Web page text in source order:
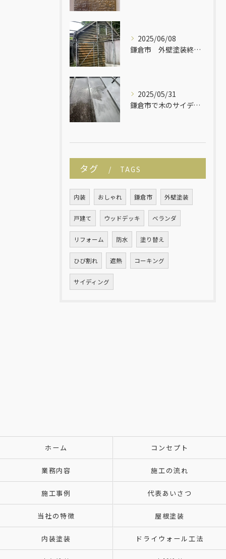
2025/06/08
鎌倉市 外壁塗装終了しました！
2025/05/31
鎌倉市で木のサイディングの平屋建ての塗り替えが始まりました！
タグ TAGS
内装 おしゃれ 鎌倉市 外壁塗装
戸建て ウッドデッキ ベランダ
リフォーム 防水 塗り替え
ひび割れ 遮熱 コーキング
サイディング
ホーム コンセプト
業務内容 施工の流れ
施工事例 代表あいさつ
当社の特徴 屋根塗装
内装塗装 ドライウォール工法